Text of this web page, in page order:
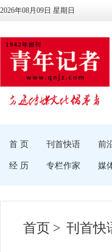
2026年08月09日 星期日
首 页 刊首快语 前
经 历 专栏作家 媒
首页 > 刊首快